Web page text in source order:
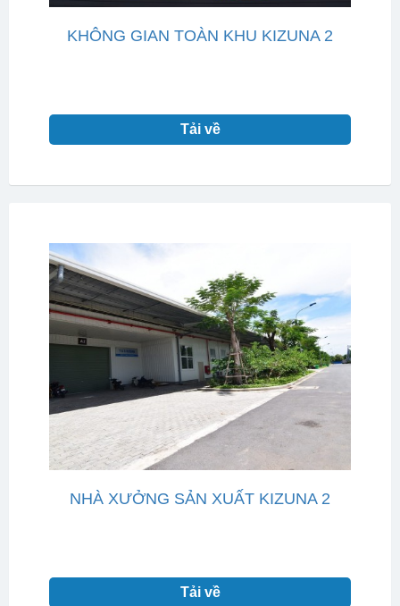
KHÔNG GIAN TOÀN KHU KIZUNA 2
Tải về
NHÀ XƯỞNG SẢN XUẤT KIZUNA 2
Tải về